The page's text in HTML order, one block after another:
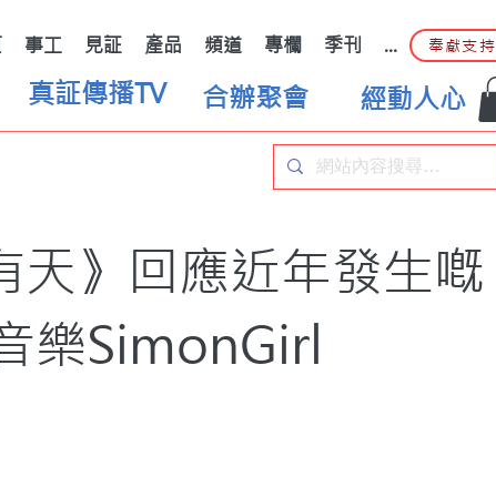
事工 見証 產品 頻道 專欄 季刊 ... 奉獻支持
真証傳播TV 合辦聚會 經動人心
》回應近年發生嘅
樂SimonGirl